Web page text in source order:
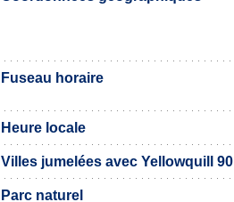
Fuseau horaire
Heure locale
Villes jumelées avec Yellowquill 90
Parc naturel